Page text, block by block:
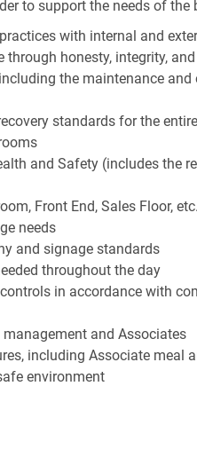
to support the needs of the
with internal and
honesty, integrity,
the maintenance
standards for the
and Safety (includes the
Front End, Sales Floor,
needs
and signage standards
throughout the day
in accordance with
and Associates
including Associate meal
environment